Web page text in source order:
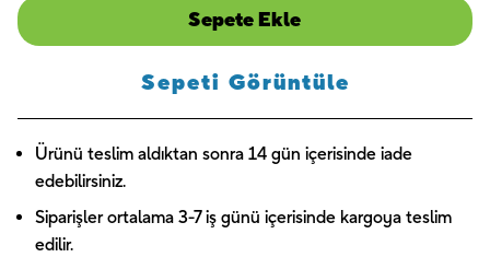
Sepete Ekle
Sepeti Görüntüle
Ürünü teslim aldıktan sonra 14 gün içerisinde iade
edebilirsiniz.
Siparişler ortalama 3-7 iş günü içerisinde kargoya teslim
edilir.